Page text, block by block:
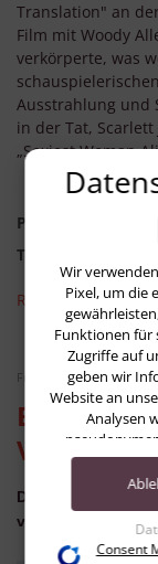
Translation" an
Film mit Woody
verkörperte, was
Ausstrahlung und
in der Tat,
„Sexiest Woman
Published in
Tagged under
Read more...
Freitag, 14 November
Buchtipp:
Die Familie von
von Liebe, Glück
Wir
Pixel, um die
Funktionen für
Zugriffe auf
geben wir
Website an
Analysen
Accounts)
DiensteConsent